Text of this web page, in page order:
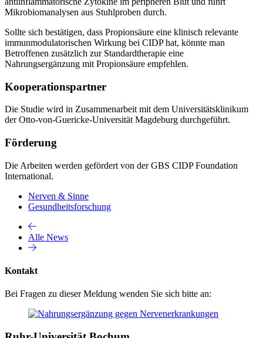
Mikrobiomanalysen aus Stuhlproben durch.
Sollte sich bestätigen, dass Propionsäure eine klinisch relevante
immunmodulatorischen Wirkung bei CIDP hat, könnte man
Betroffenen zusätzlich zur Standardtherapie eine
Nahrungsergänzung mit Propionsäure empfehlen.
Kooperationspartner
Die Studie wird in Zusammenarbeit mit dem Universitätsklinikum
der Otto-von-Guericke-Universität Magdeburg durchgeführt.
Förderung
Die Arbeiten werden gefördert von der GBS CIDP Foundation
International.
Nerven & Sinne
Gesundheitsforschung
Alle News
Kontakt
Bei Fragen zu dieser Meldung wenden Sie sich bitte an: